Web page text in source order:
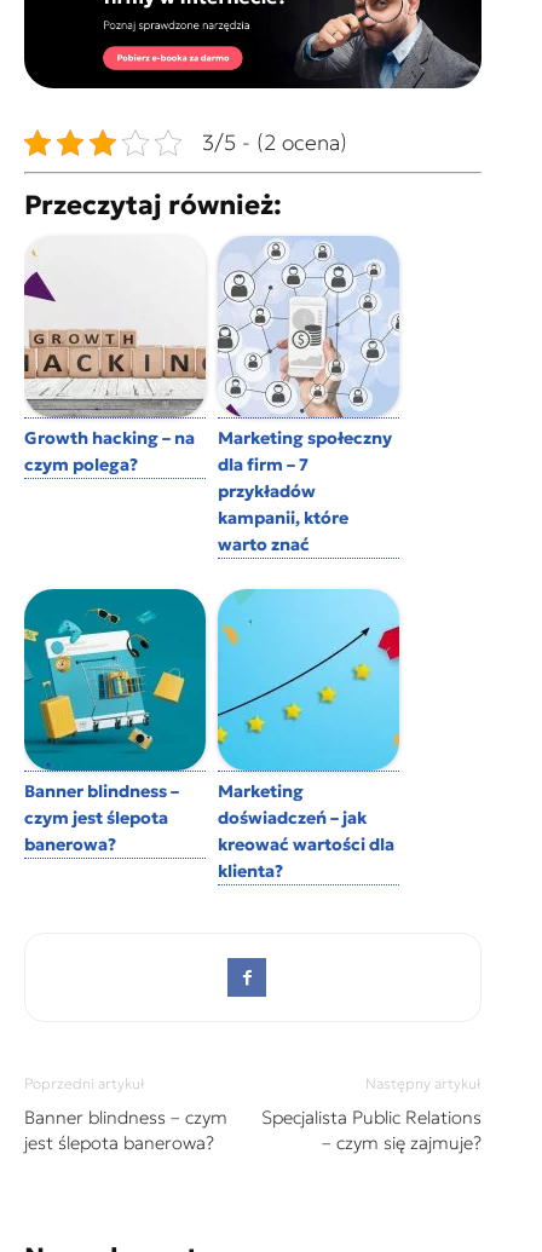
3/5 - (2 ocena)
Przeczytaj również:
Growth hacking – na
czym polega?
Marketing społeczny
dla firm – 7
przykładów
kampanii, które
warto znać
Banner blindness –
czym jest ślepota
banerowa?
Marketing
doświadczeń – jak
kreować wartości dla
klienta?
Poprzedni artykuł
Banner blindness – czym
jest ślepota banerowa?
Następny artykuł
Specjalista Public Relations
– czym się zajmuje?